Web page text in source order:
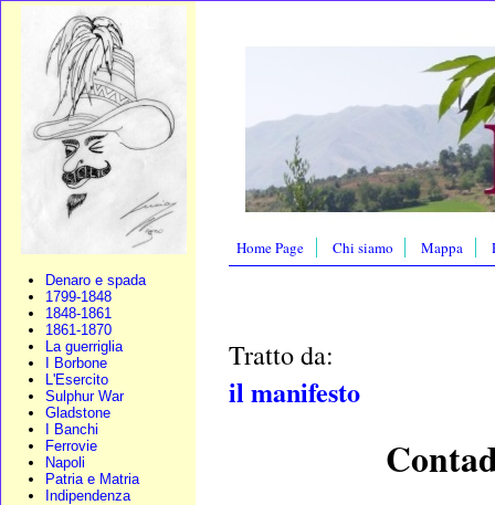
Denaro e spada
1799-1848
1848-1861
1861-1870
La guerriglia
I Borbone
L'Esercito
Sulphur War
Gladstone
I Banchi
Ferrovie
Napoli
Patria e Matria
Indipendenza
Home Page Chi siamo Mappa
Tratto da:
il manifesto